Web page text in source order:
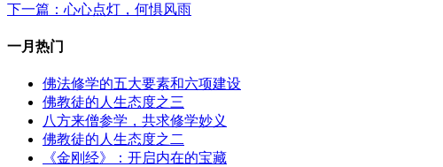
下一篇：心心点灯，何惧风雨
一月热门
佛法修学的五大要素和六项建设
佛教徒的人生态度之三
八方来僧参学，共求修学妙义
佛教徒的人生态度之二
《金刚经》：开启内在的宝藏